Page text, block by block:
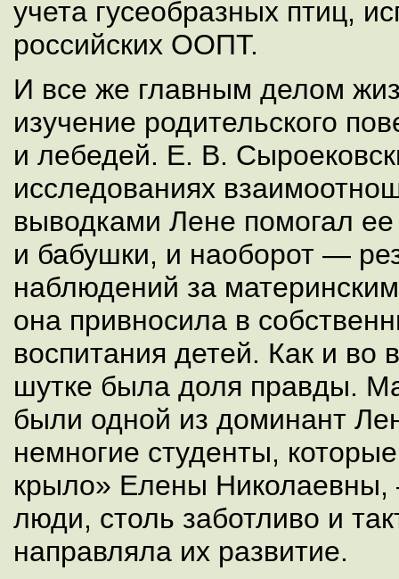
учета гусеобразных птиц,
российских ООПТ.
И все же главным делом
изучение родительского
и лебедей. Е. В.
исследованиях
выводками Лене помогал
и бабушки, и наоборот —
наблюдений за
она привносила в
воспитания детей. Как и во
шутке была доля правды.
были одной из доминант
немногие студенты,
крыло» Елены
люди, столь заботливо и
направляла их развитие.